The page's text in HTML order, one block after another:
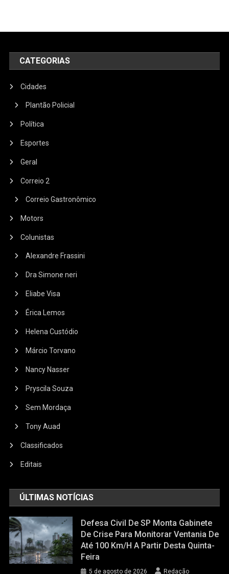
CATEGORIAS
Cidades
Plantão Policial
Política
Esportes
Geral
Correio 2
Correio Gastronômico
Motors
Colunistas
Alexandre Frassini
Dra Simone neri
Eliabe Visa
Érica Lemos
Helena Custódio
Márcio Torvano
Nancy Nasser
Pryscila Souza
Sem Mordaça
Tony Auad
Classificados
Editais
ÚLTIMAS NOTÍCIAS
Defesa Civil De SP Monta Gabinete
De Crise Para Monitorar Ventania De
Até 100 Km/h A Partir Desta Quinta-
Feira
5 de agosto de 2026 Redação